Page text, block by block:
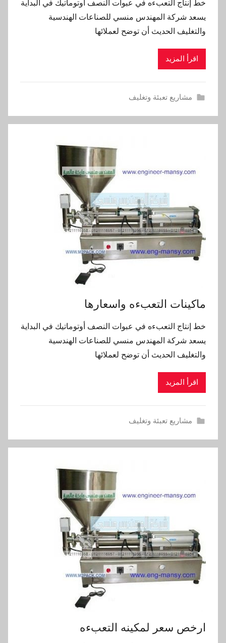
خط إنتاج التعبءه في عبوات النصف أوتوماتيك في البداية
يسعد شركة المهندس منسي للصناعات الهندسية
والتغليف الحديث أن توضح لعملائها
اقرأ المزيد
مشاريع تعبئة وتغليف
ماكينات التعبءه واسعارها
خط إنتاج التعبءه في عبوات النصف أوتوماتيك في البداية
يسعد شركة المهندس منسي للصناعات الهندسية
والتغليف الحديث أن توضح لعملائها
اقرأ المزيد
مشاريع تعبئة وتغليف
ارخص سعر لمكينه التعبءه